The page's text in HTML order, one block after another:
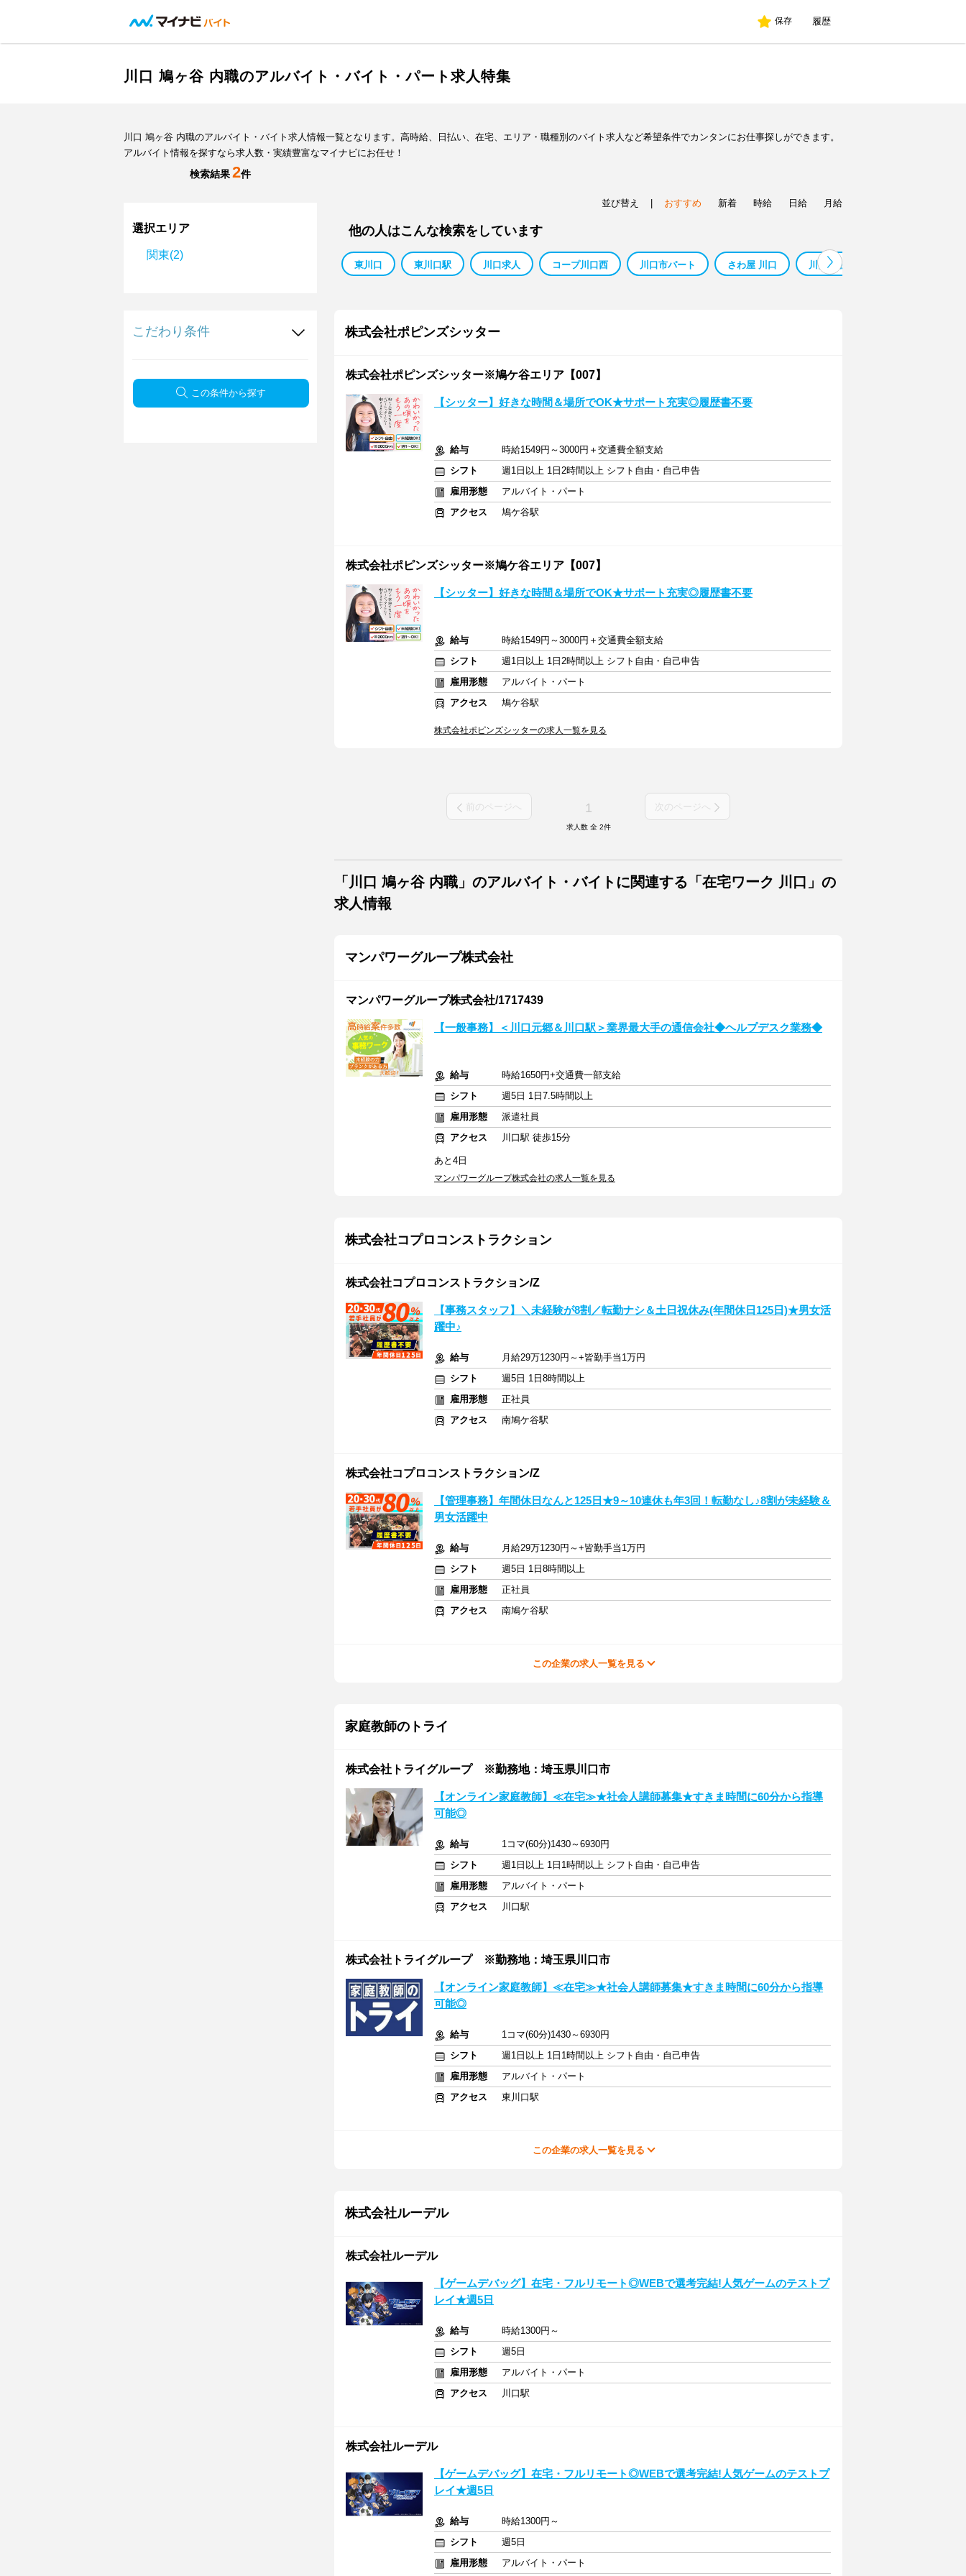
保存 履歴
川口 鳩ヶ谷 内職のアルバイト・バイト・パート求人特集
川口 鳩ヶ谷 内職のアルバイト・バイト求人情報一覧となります。高時給、日払い、在宅、エリア・職種別のバイト求人など希望条件でカンタンにお仕事探しができます。
アルバイト情報を探すなら求人数・実績豊富なマイナビにお任せ！
検索結果2件
選択エリア
関東(2)
こだわり条件
この条件から探す
並び替え おすすめ 新着 時給 日給 月給
他の人はこんな検索をしています
東川口 東川口駅 川口求人 コープ川口西 川口市パート さわ屋 川口 川口 手渡し
株式会社ポピンズシッター
株式会社ポピンズシッター※鳩ケ谷エリア【007】
【シッター】好きな時間＆場所でOK★サポート充実◎履歴書不要
給与
時給1549円～3000円＋交通費全額支給
シフト
週1日以上 1日2時間以上 シフト自由・自己申告
雇用形態
アルバイト・パート
アクセス
鳩ケ谷駅
株式会社ポピンズシッター※鳩ケ谷エリア【007】
【シッター】好きな時間＆場所でOK★サポート充実◎履歴書不要
給与
時給1549円～3000円＋交通費全額支給
シフト
週1日以上 1日2時間以上 シフト自由・自己申告
雇用形態
アルバイト・パート
アクセス
鳩ケ谷駅
株式会社ポピンズシッターの求人一覧を見る
前のページへ 1 次のページへ
求人数 全 2件
「川口 鳩ヶ谷 内職」のアルバイト・バイトに関連する「在宅ワーク 川口」の
求人情報
マンパワーグループ株式会社
マンパワーグループ株式会社/1717439
【一般事務】＜川口元郷＆川口駅＞業界最大手の通信会社◆ヘルプデスク業務◆
給与
時給1650円+交通費一部支給
シフト
週5日 1日7.5時間以上
雇用形態
派遣社員
アクセス
川口駅 徒歩15分
あと4日
マンパワーグループ株式会社の求人一覧を見る
株式会社コプロコンストラクション
株式会社コプロコンストラクション/Z
【事務スタッフ】＼未経験が8割／転勤ナシ＆土日祝休み(年間休日125日)★男女活
躍中♪
給与
月給29万1230円～+皆勤手当1万円
シフト
週5日 1日8時間以上
雇用形態
正社員
アクセス
南鳩ケ谷駅
株式会社コプロコンストラクション/Z
【管理事務】年間休日なんと125日★9～10連休も年3回！転勤なし♪8割が未経験＆
男女活躍中
給与
月給29万1230円～+皆勤手当1万円
シフト
週5日 1日8時間以上
雇用形態
正社員
アクセス
南鳩ケ谷駅
この企業の求人一覧を見る
家庭教師のトライ
株式会社トライグループ ※勤務地：埼玉県川口市
【オンライン家庭教師】≪在宅≫★社会人講師募集★すきま時間に60分から指導
可能◎
給与
1コマ(60分)1430～6930円
シフト
週1日以上 1日1時間以上 シフト自由・自己申告
雇用形態
アルバイト・パート
アクセス
川口駅
株式会社トライグループ ※勤務地：埼玉県川口市
【オンライン家庭教師】≪在宅≫★社会人講師募集★すきま時間に60分から指導
可能◎
給与
1コマ(60分)1430～6930円
シフト
週1日以上 1日1時間以上 シフト自由・自己申告
雇用形態
アルバイト・パート
アクセス
東川口駅
この企業の求人一覧を見る
株式会社ルーデル
株式会社ルーデル
【ゲームデバッグ】在宅・フルリモート◎WEBで選考完結!人気ゲームのテストプ
レイ★週5日
給与
時給1300円～
シフト
週5日
雇用形態
アルバイト・パート
アクセス
川口駅
株式会社ルーデル
【ゲームデバッグ】在宅・フルリモート◎WEBで選考完結!人気ゲームのテストプ
レイ★週5日
給与
時給1300円～
シフト
週5日
雇用形態
アルバイト・パート